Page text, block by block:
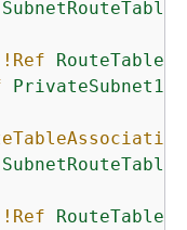
!Ref
RouteTable
PrivateSubnet1
!Ref
RouteTable